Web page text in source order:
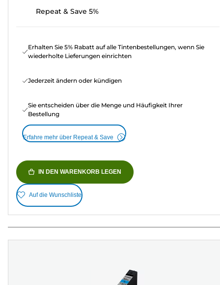
Repeat & Save 5%
Erhalten Sie 5% Rabatt auf alle Tintenbestellungen, wenn Sie
wiederholte Lieferungen einrichten
Jederzeit ändern oder kündigen
Sie entscheiden über die Menge und Häufigkeit Ihrer
Bestellung
Erfahre mehr über Repeat & Save
IN DEN WARENKORB LEGEN
Auf die Wunschliste